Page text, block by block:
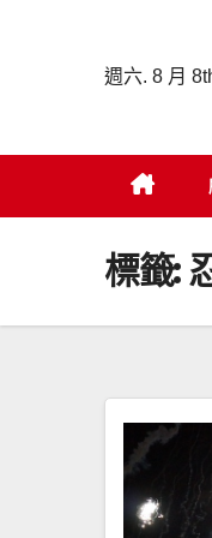
週六. 8 月
標籤: